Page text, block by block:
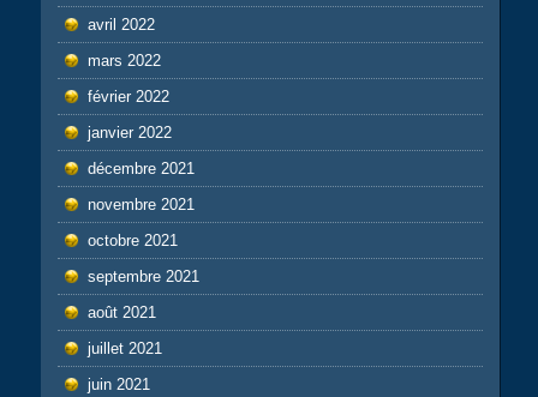
avril 2022
mars 2022
février 2022
janvier 2022
décembre 2021
novembre 2021
octobre 2021
septembre 2021
août 2021
juillet 2021
juin 2021